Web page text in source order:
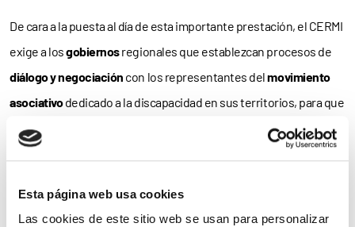
Esta página web usa cookies
Las cookies de este sitio web se usan para personalizar
De cara a la puesta al día de esta importante prestación, el CERMI
exige a losgobiernosregionales que establezcan procesos de
diálogo y negociación con los representantes delmovimiento
asociativodedicado a la discapacidad en sus territorios, para que
el resultado sea consensuado y se encuentre plenamente
operativo el
Es más; el Comité también emplaza a las comunidades a que, en
virtud de sus atribuciones, superen losmínimos estatalese